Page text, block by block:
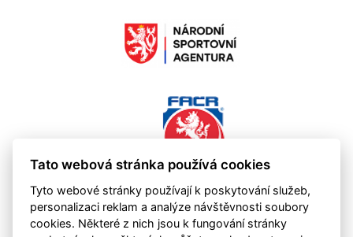
Tato webová stránka používá cookies
Tyto webové stránky používají k poskytování služeb,
personalizaci reklam a analýze návštěvnosti soubory
cookies. Některé z nich jsou k fungování stránky